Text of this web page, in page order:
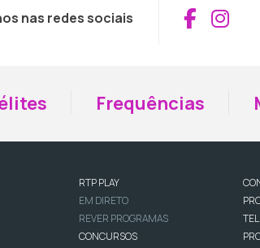
nas redes sociais
Frequências
RTP PLAY
EM DIRETO
REVER PROGRAMAS
CONCURSOS